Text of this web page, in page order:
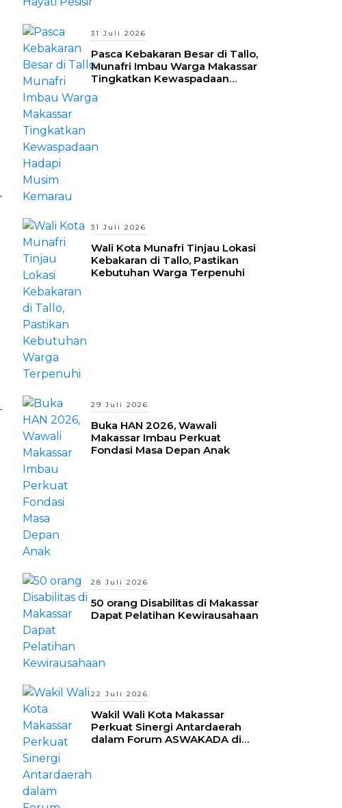
31 Juli 2026
Pasca Kebakaran Besar di Tallo,
Munafri Imbau Warga Makassar
Tingkatkan Kewaspadaan
31 Juli 2026
Wali Kota Munafri Tinjau Lokasi
Kebakaran di Tallo, Pastikan
Kebutuhan Warga Terpenuhi
29 Juli 2026
Buka HAN 2026, Wawali
Makassar Imbau Perkuat
Fondasi Masa Depan Anak
28 Juli 2026
50 orang Disabilitas di Makassar
Dapat Pelatihan Kewirausahaan
22 Juli 2026
Wakil Wali Kota Makassar
Perkuat Sinergi Antardaerah
dalam Forum ASWAKADA di